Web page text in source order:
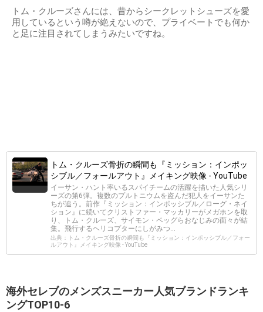
トム・クルーズさんには、昔からシークレットシューズを愛
用しているという噂が絶えないので、プライベートでも何か
と足に注目されてしまうみたいですね。
トム・クルーズ骨折の瞬間も『ミッション：インポッ
シブル／フォールアウト』メイキング映像 - YouTube
イーサン・ハント率いるスパイチームの活躍を描いた人気シリ
ーズの第6弾。複数のプルトニウムを盗んだ犯人をイーサンた
ちが追う。前作『ミッション：インポッシブル／ローグ・ネイ
ション』に続いてクリストファー・マッカリーがメガホンを取
り、トム・クルーズ、サイモン・ペッグらおなじみの面々が結
集。飛行するヘリコプターにしがみつ...
出典：トム・クルーズ骨折の瞬間も『ミッション：インポッシブル／フォー
ルアウト』メイキング映像 - YouTube
海外セレブのメンズスニーカー人気ブランドランキ
ングTOP10-6